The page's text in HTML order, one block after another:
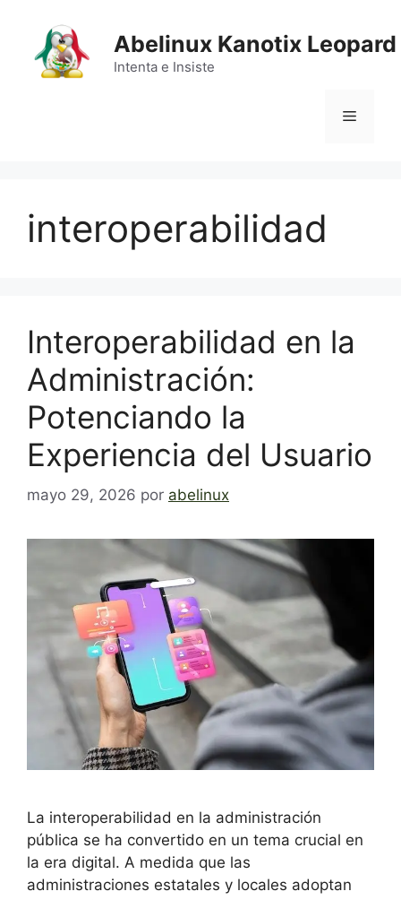
contenido
Abelinux Kanotix Leopard
Intenta e Insiste
Menú
interoperabilidad
Interoperabilidad en la
Administración:
Potenciando la
Experiencia del Usuario
mayo 29, 2026 por abelinux
La interoperabilidad en la administración
pública se ha convertido en un tema crucial en
la era digital. A medida que las
administraciones estatales y locales adoptan